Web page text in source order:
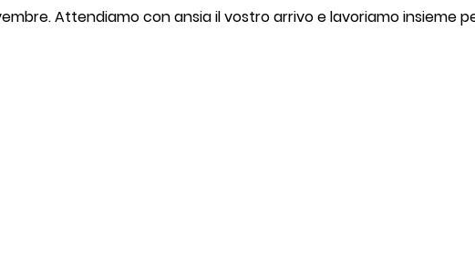
Attendiamo con ansia il vostro arrivo e lavoriamo insieme